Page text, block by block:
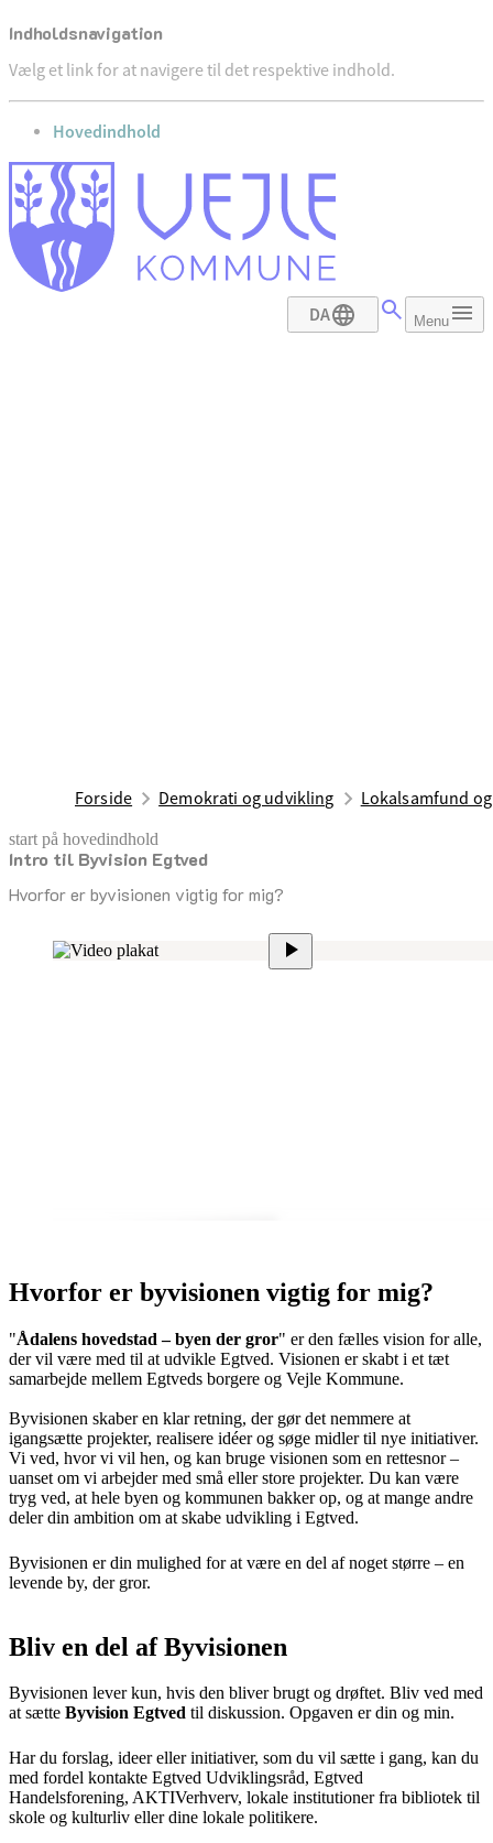
Indholdsnavigation
Vælg et link for at navigere til det respektive indhold.
gå til
Hovedindhold
DA Menu
Forside Demokrati og udvikling Lokalsamfund
start på hovedindhold
Intro til Byvision Egtved
Hvorfor er byvisionen vigtig for mig?
senest opdateret 17. februar 2026
Hvorfor er byvisionen vigtig for mig?
"Ådalens hovedstad – byen der gror" er den fælles vision for alle,
der vil være med til at udvikle Egtved. Visionen er skabt i et tæt
samarbejde mellem Egtveds borgere og Vejle Kommune.
Byvisionen skaber en klar retning, der gør det nemmere at
igangsætte projekter, realisere idéer og søge midler til nye initiativer.
Vi ved, hvor vi vil hen, og kan bruge visionen som en rettesnor –
uanset om vi arbejder med små eller store projekter. Du kan være
tryg ved, at hele byen og kommunen bakker op, og at mange andre
deler din ambition om at skabe udvikling i Egtved.
Byvisionen er din mulighed for at være en del af noget større – en
levende by, der gror.
Bliv en del af Byvisionen
Byvisionen lever kun, hvis den bliver brugt og drøftet. Bliv ved med
at sætte Byvision Egtved til diskussion. Opgaven er din og min.
Har du forslag, ideer eller initiativer, som du vil sætte i gang, kan du
med fordel kontakte Egtved Udviklingsråd, Egtved
Handelsforening, AKTIVerhverv​, lokale institutioner fra bibliotek til
skole og kulturliv eller dine lokale politikere.